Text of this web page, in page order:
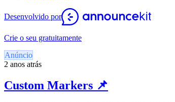
Desenvolvido por
Crie o seu gratuitamente
Anúncio
2 anos atrás
Custom Markers 📌